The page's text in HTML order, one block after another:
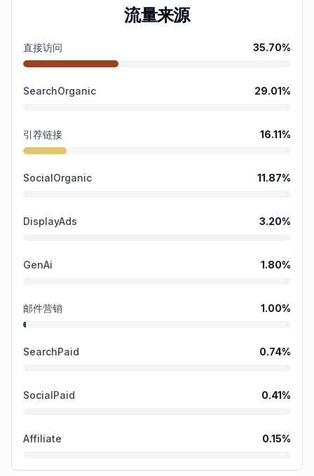
流量来源
直接访问 35.70%
SearchOrganic 29.01%
引荐链接 16.11%
SocialOrganic 11.87%
DisplayAds 3.20%
GenAi 1.80%
邮件营销 1.00%
SearchPaid 0.74%
SocialPaid 0.41%
Affiliate 0.15%